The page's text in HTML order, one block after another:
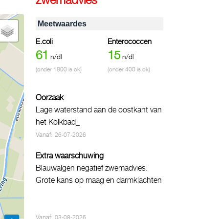
Meetwaardes
E.coli
61 n/dl
(onder 1800 is ok)
Enterococcen
15 n/dl
(onder 400 is ok)
Oorzaak
Lage waterstand aan de oostkant van
het Kolkbad_
Vanaf: 26-07-2026
Extra waarschuwing
Blauwalgen negatief zwemadvies.
Grote kans op maag en darmklachten
Vanaf: 03-08-2026